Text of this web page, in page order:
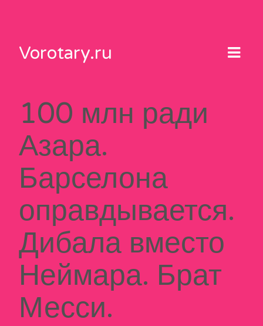
contentVorotary.ru
100 млн ради
Азара.
Барселона
оправдывается.
Дибала вместо
Неймара. Брат
Месси.